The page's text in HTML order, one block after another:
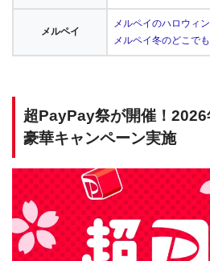
メルペイ
メルペイのハロウィ
メルペイ冬のどこで
超PayPay祭が開催！
豪華キャンペーン実施